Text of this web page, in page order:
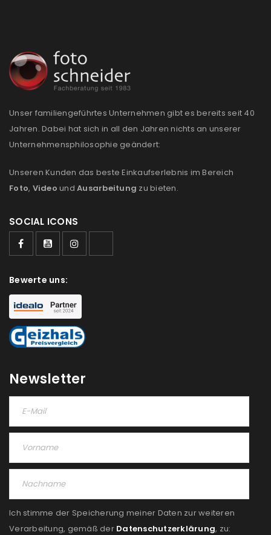
E-Mail-Adresse
Ein Link zum Erstellen eines neuen Passworts wird an
deine E-Mail-Adresse gesendet.
Please select all the ways you would like to hear from
Ich stimme zu
Ja, ich möchte ein Kundenkonto eröffnen und
akzeptiere die
REGISTRIEREN
Unser familiengeführtes Unternehmen gibt es bereits seit 40
Jahren. Dabei hat sich in all den Jahren nichts an unserer
Unternehmensphilosophie geändert:
Unseren Kunden das beste Einkaufserlebnis im Bereich
Foto, Video und Ausarbeitung zu bieten.
SOCIAL ICONS
Bewerte uns:
Newsletter
Ich stimme der Speicherung meiner Daten zur weiteren
Verarbeitung, gemäß der Datenschutzerklärung, zu: